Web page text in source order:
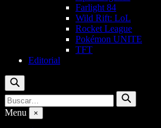
Farlight 84
Wild Rift: LoL
Rocket League
Pokémon UNITE
TFT
Editorial
Buscar
Buscar
por:
Buscar
Menu ×